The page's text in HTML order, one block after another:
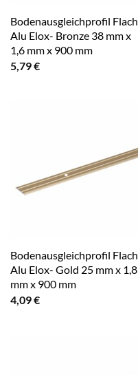
Bodenausgleichprofil Flach
Alu Elox- Bronze 38 mm x
1,6 mm x 900 mm
5,79€
Bodenausgleichprofil Flach
Alu Elox- Gold 25 mm x 1,8
mm x 900 mm
4,09€